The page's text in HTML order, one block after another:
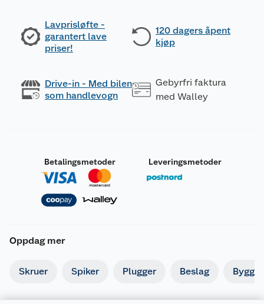
Lavprisløfte -
garantert lave
priser!
120 dagers åpent
kjøp
Drive-in - Med bilen
som handlevogn
Gebyrfri faktura
med Walley
Betalingsmetoder Leveringsmetoder
Oppdag mer
Skruer Spiker Plugger Beslag